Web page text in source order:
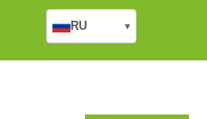
RU ▾